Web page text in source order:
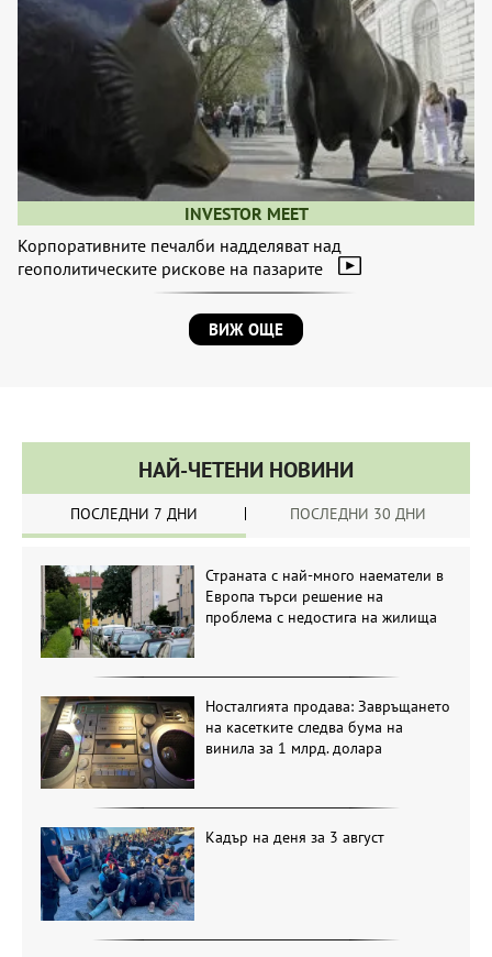
INVESTOR MEET
Корпоративните печалби надделяват над
геополитическите рискове на пазарите
ВИЖ ОЩЕ
НАЙ-ЧЕТЕНИ НОВИНИ
ПОСЛЕДНИ 7 ДНИ ПОСЛЕДНИ 30 ДНИ
Страната с най-много наематели в
Европа търси решение на
проблема с недостига на жилища
Носталгията продава: Завръщането
на касетките следва бума на
винила за 1 млрд. долара
Кадър на деня за 3 август